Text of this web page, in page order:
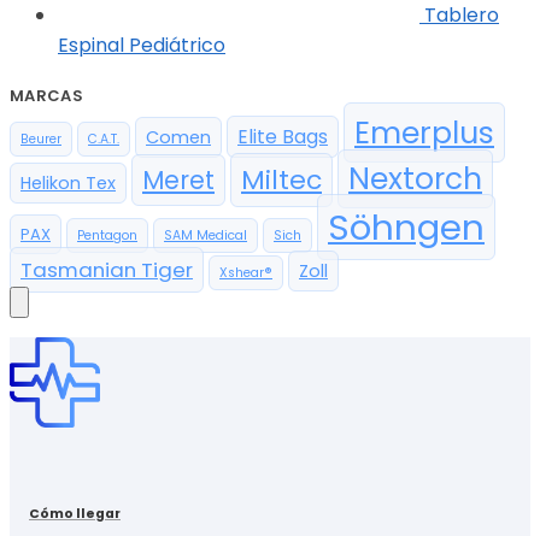
Tablero
Espinal Pediátrico
MARCAS
Beurer C.A.T. Comen Elite Bags Emerplus
Helikon Tex Meret Miltec Nextorch
PAX Pentagon SAM Medical Sich Söhngen
Tasmanian Tiger Xshear® Zoll
Cómo llegar